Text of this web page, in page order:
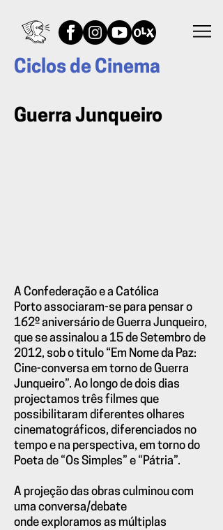
Ciclos de Cinema
Guerra Junqueiro
A Confederação e a Católica
Porto associaram-se para pensar o
162º aniversário de Guerra Junqueiro,
que se assinalou a 15 de Setembro de
2012, sob o titulo “Em Nome da Paz:
Cine-conversa em torno de Guerra
Junqueiro”. Ao longo de dois dias
projectamos três filmes que
possibilitaram diferentes olhares
cinematográficos, diferenciados no
tempo e na perspectiva, em torno do
Poeta de “Os Simples” e “Pátria”.
A projeção das obras culminou com
uma conversa/debate
onde exploramos as múltiplas